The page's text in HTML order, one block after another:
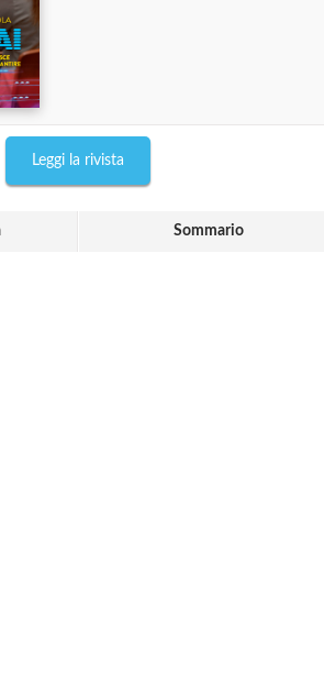
Leggi la rivista
Sommario